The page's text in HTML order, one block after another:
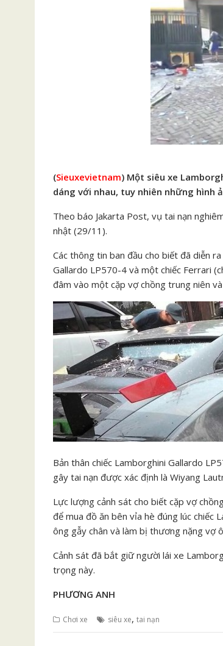
(Sieuxevietnam) Một siêu xe
dáng với nhau, tuy nhiên những hình
Theo báo Jakarta Post, vụ tai nạn
nhật (29/11).
Các thông tin ban đầu cho biết đã diễn
Gallardo LP570-4 và một chiếc Ferrari
đâm vào một cặp vợ chồng trung niên
Bản thân chiếc Lamborghini Gallardo
gây tai nạn được xác định là Wiyang
Lực lượng cảnh sát cho biết cặp vợ
để mua đồ ăn bên vỉa hè đúng lúc chiếc
ông gẫy chân và làm bị thương nặng vợ
Cảnh sát đã bắt giữ người lái xe
trọng này.
PHƯƠNG ANH
Chơi xe siêu xe, tai nạn